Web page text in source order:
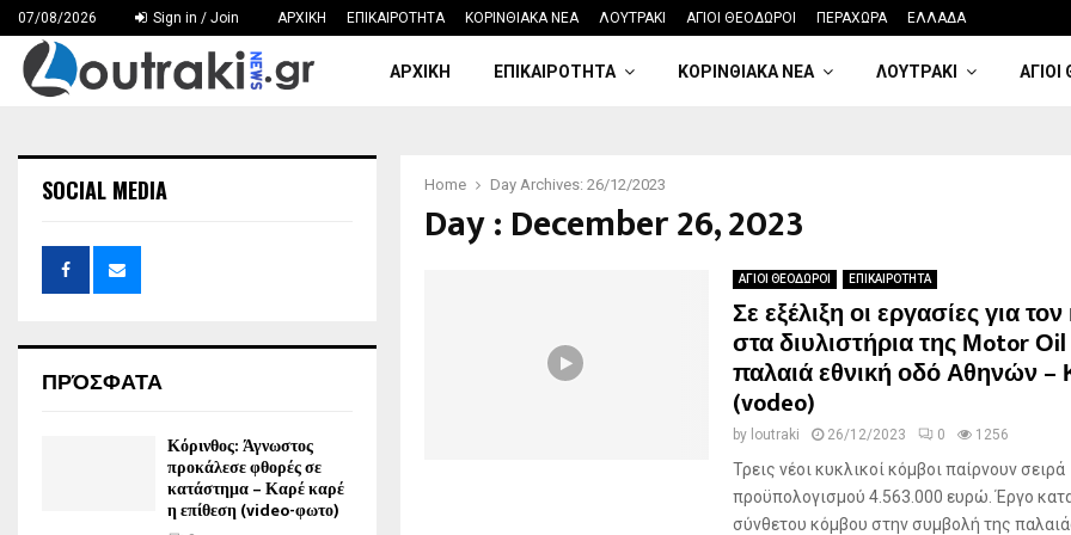
07/08/2026 Sign in / Join ΑΡΧΙΚΗ ΕΠΙΚΑΙΡΟΤΗΤΑ ΚΟΡΙΝΘΙΑΚΑ ΝΕΑ ΛΟΥΤΡΑΚΙ ΑΓΙΟΙ ΘΕΟΔΩΡΟΙ ΠΕΡΑΧΩΡΑ ΕΛΛΑΔΑ
ΑΡΧΙΚΗ ΕΠΙΚΑΙΡΟΤΗΤΑ ΚΟΡΙΝΘΙΑΚΑ ΝΕΑ ΛΟΥΤΡΑΚΙ ΑΓΙΟΙ
Home Day Archives: 26/12/2023
Day : December 26, 2023
ΑΓΙΟΙ ΘΕΟΔΩΡΟΙ ΕΠΙΚΑΙΡΟΤΗΤΑ
Σε εξέλιξη οι εργασίες για
στα διυλιστήρια της Μotor
παλαιά εθνική οδό Αθηνών –
(vodeo)
by loutraki 26/12/2023 0 1256
Τρεις νέοι κυκλικοί κόμβοι παίρνουν σειρά
προϋπολογισμού 4.563.000 ευρώ. Έργο
σύνθετου κόμβου στην συμβολή της
SOCIAL MEDIA
ΠΡΌΣΦΑΤΑ
Κόρινθος: Άγνωστος
προκάλεσε φθορές σε
κατάστημα – Καρέ καρέ
η επίθεση (video-φωτο)